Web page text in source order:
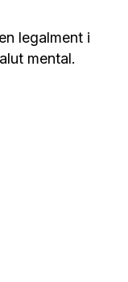
legalment i
mental.